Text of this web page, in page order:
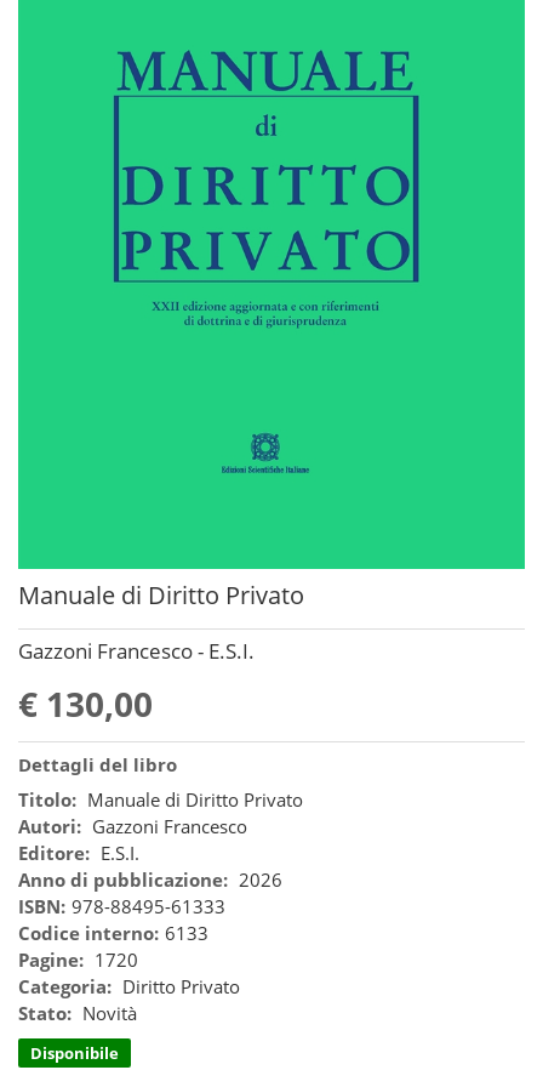
Manuale di Diritto Privato
Gazzoni Francesco - E.S.I.
€ 130,00
Dettagli del libro
Titolo: Manuale di Diritto Privato
Autori: Gazzoni Francesco
Editore: E.S.I.
Anno di pubblicazione: 2026
ISBN: 978-88495-61333
Codice interno: 6133
Pagine: 1720
Categoria: Diritto Privato
Stato: Novità
Disponibile